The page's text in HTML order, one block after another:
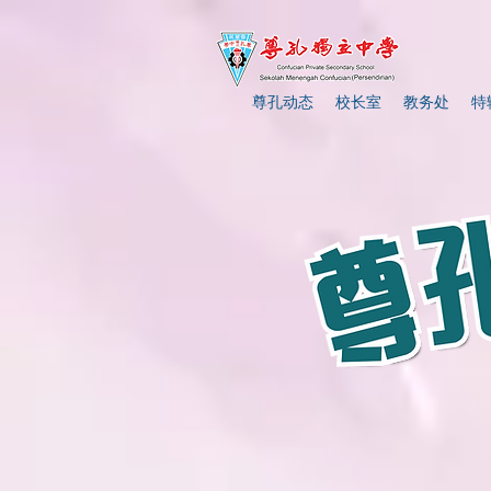
尊孔动态 校长室 教务处 特